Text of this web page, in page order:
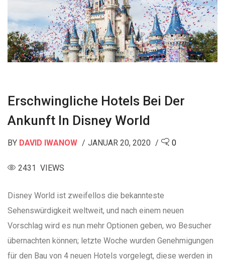
Erschwingliche Hotels Bei Der
Ankunft In Disney World
BY DAVID IWANOW JANUAR 20, 2020 0
2431 VIEWS
Disney World ist zweifellos die bekannteste
Sehenswürdigkeit weltweit, und nach einem neuen
Vorschlag wird es nun mehr Optionen geben, wo Besucher
übernachten können; letzte Woche wurden Genehmigungen
für den Bau von 4 neuen Hotels vorgelegt, diese werden in